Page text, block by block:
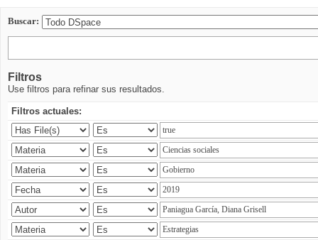
Buscar:
Filtros
Use filtros para refinar sus resultados.
Filtros actuales: